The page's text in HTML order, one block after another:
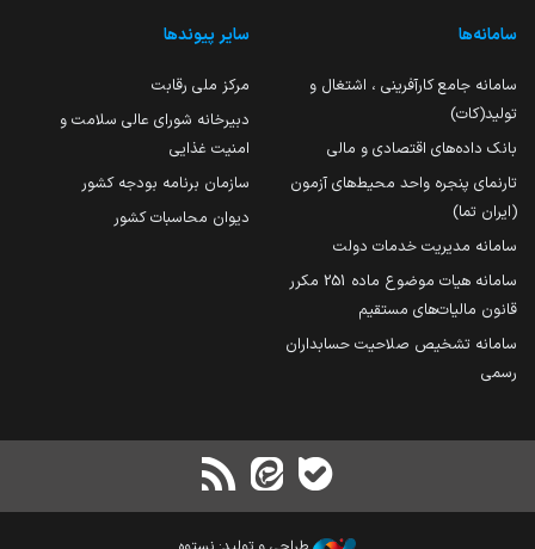
سامانه‌ها
سامانه جامع کارآفرینی ، اشتغال و
تولید(کات)
بانک داده‌های اقتصادی و مالی
تارنمای پنجره واحد محیط‌های آزمون
(ایران تما)
سامانه مدیریت خدمات دولت
سامانه هیات موضوع ماده 251 مکرر
قانون مالیات‌های مستقیم
سامانه تشخیص صلاحیت حسابداران
رسمی
سایر پیوندها
مرکز ملی رقابت
دبیرخانه شورای عالی سلامت و
امنیت غذایی
سازمان برنامه بودجه کشور
دیوان محاسبات کشور